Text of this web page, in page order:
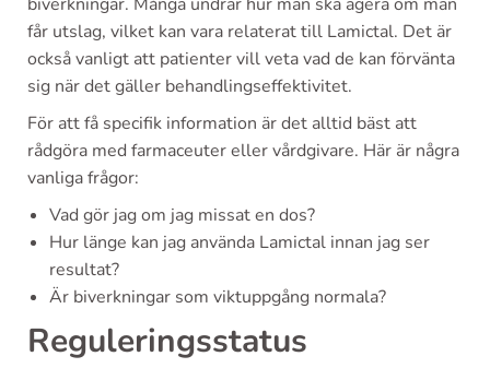
får utslag, vilket kan vara relaterat till Lamictal. Det är
också vanligt att patienter vill veta vad de kan förvänta
sig när det gäller behandlingseffektivitet.
För att få specifik information är det alltid bäst att
rådgöra med farmaceuter eller vårdgivare. Här är några
vanliga frågor:
Vad gör jag om jag missat en dos?
Hur länge kan jag använda Lamictal innan jag ser
resultat?
Är biverkningar som viktuppgång normala?
Reguleringsstatus